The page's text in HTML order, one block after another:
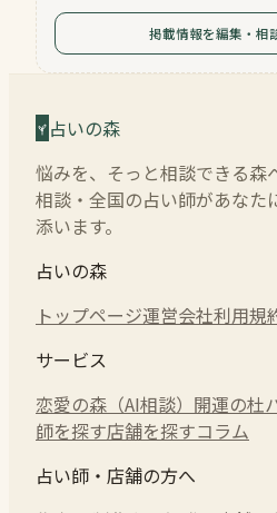
掲載情報を編集・相
占いの森
悩みを、そっと相談できる森
相談・全国の占い師があなた
添います。
占いの森
トップページ運営会社利用規
サービス
恋愛の森（AI相談） 開運の杜
師を探す店舗を探すコラム
占い師・店舗の方へ